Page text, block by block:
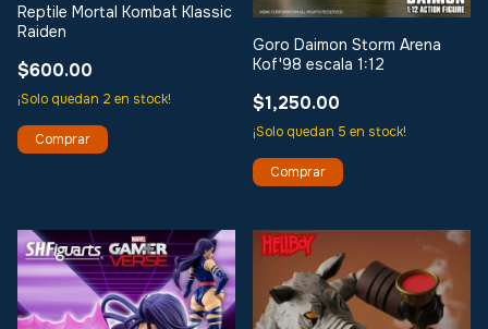
Reptile Mortal Kombat Klassic
Raiden
$600.00
¡Solo quedan 2 en stock!
Goro Daimon Storm Arena
Kof'98 escala 1:12
$1,250.00
¡Solo quedan 5 en stock!